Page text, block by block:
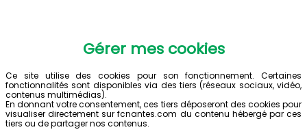
Gérer mes cookies
Ce site utilise des cookies pour son fonctionnement. Certaines
fonctionnalités sont disponibles via des tiers (réseaux sociaux, vidéo,
contenus multimédias).
En donnant votre consentement, ces tiers déposeront des cookies pour
visualiser directement sur fcnantes.com du contenu hébergé par ces
tiers ou de partager nos contenus.